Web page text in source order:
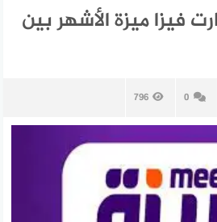
فيزا ميزة الأشهر بين
0
796